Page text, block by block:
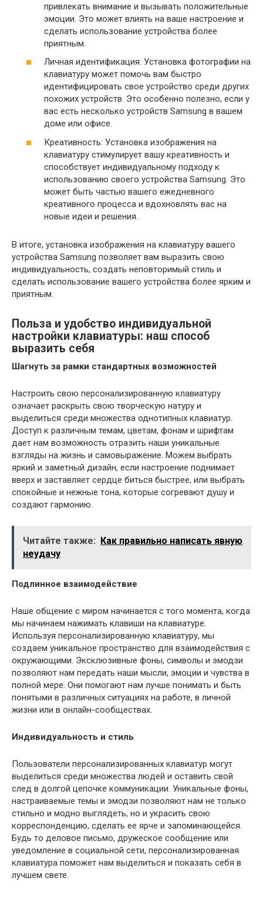
привлекать внимание и вызывать положительные
эмоции. Это может влиять на ваше настроение и
сделать использование устройства более
приятным.
Личная идентификация: Установка фотографии на
клавиатуру может помочь вам быстро
идентифицировать свое устройство среди других
похожих устройств. Это особенно полезно, если у
вас есть несколько устройств Samsung в вашем
доме или офисе.
Креативность: Установка изображения на
клавиатуру стимулирует вашу креативность и
способствует индивидуальному подходу к
использованию своего устройства Samsung. Это
может быть частью вашего ежедневного
креативного процесса и вдохновлять вас на
новые идеи и решения.
В итоге, установка изображения на клавиатуру вашего
устройства Samsung позволяет вам выразить свою
индивидуальность, создать неповторимый стиль и
сделать использование вашего устройства более ярким и
приятным.
Польза и удобство индивидуальной
настройки клавиатуры: наш способ
выразить себя
Шагнуть за рамки стандартных возможностей
Настроить свою персонализированную клавиатуру
означает раскрыть свою творческую натуру и
выделиться среди множества однотипных клавиатур.
Доступ к различным темам, цветам, фонам и шрифтам
дает нам возможность отразить наши уникальные
взгляды на жизнь и самовыражение. Можем выбрать
яркий и заметный дизайн, если настроение поднимает
вверх и заставляет сердце биться быстрее, или выбрать
спокойные и нежные тона, которые согревают душу и
создают гармонию.
Читайте также: Как правильно написать явную
неудачу
Подлинное взаимодействие
Наше общение с миром начинается с того момента, когда
мы начинаем нажимать клавиши на клавиатуре.
Используя персонализированную клавиатуру, мы
создаем уникальное пространство для взаимодействия с
окружающими. Эксклюзивные фоны, символы и эмодзи
позволяют нам передать наши мысли, эмоции и чувства в
полной мере. Они помогают нам лучше понимать и быть
понятыми в различных ситуациях на работе, в личной
жизни или в онлайн-сообществах.
Индивидуальность и стиль
Пользователи персонализированных клавиатур могут
выделиться среди множества людей и оставить свой
след в долгой цепочке коммуникации. Уникальные фоны,
настраиваемые темы и эмодзи позволяют нам не только
стильно и модно выглядеть, но и украсить свою
корреспонденцию, сделать ее ярче и запоминающейся.
Будь то деловое письмо, дружеское сообщение или
уведомление в социальной сети, персонализированная
клавиатура поможет нам выделиться и показать себя в
лучшем свете.